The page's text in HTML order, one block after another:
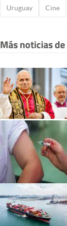
Uruguay Cine
Más noticias de